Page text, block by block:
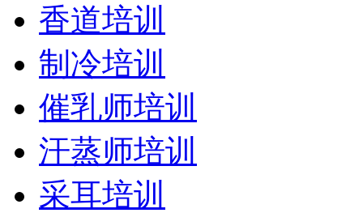
香道培训
制冷培训
催乳师培训
汗蒸师培训
采耳培训